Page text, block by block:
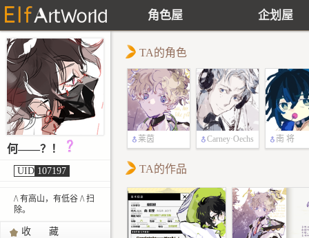
角色屋 企划屋
何——？！
UID 107197
/\ 有高山，有低谷 /\ 扫
除。
收 藏
TA的角色
莱茵
Carney·Oechs
南 将
TA的作品